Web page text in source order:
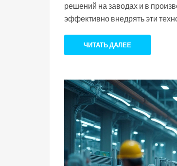
решений на заводах и в
эффективно внедрять эти
ЧИТАТЬ ДАЛЕЕ